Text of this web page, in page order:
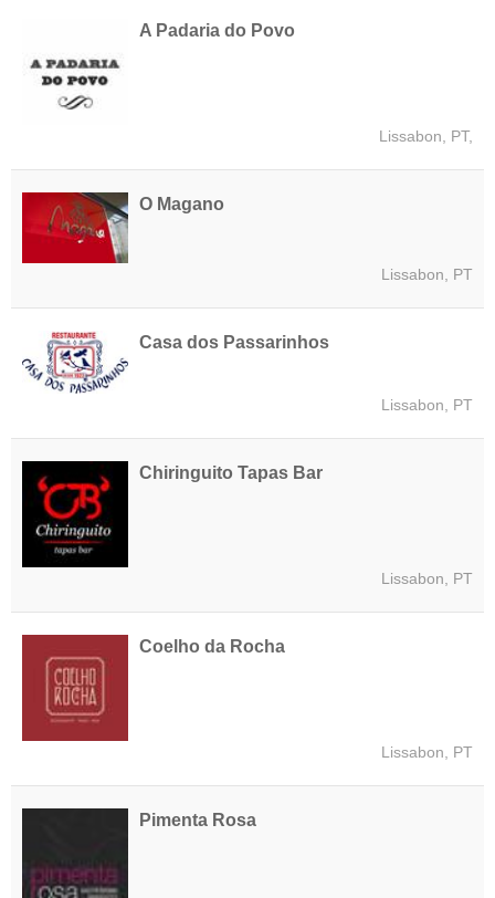
A Padaria do Povo
Lissabon, PT,
O Magano
Lissabon, PT
Casa dos Passarinhos
Lissabon, PT
Chiringuito Tapas Bar
Lissabon, PT
Coelho da Rocha
Lissabon, PT
Pimenta Rosa